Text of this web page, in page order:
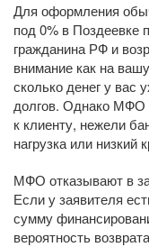
Для оформления
под 0% в Поздеевке
гражданина РФ и
внимание как на
сколько денег у вас
долгов. Однако МФО
к клиенту, нежели
нагрузка или низкий
МФО отказывают в
Если у заявителя
сумму
вероятность